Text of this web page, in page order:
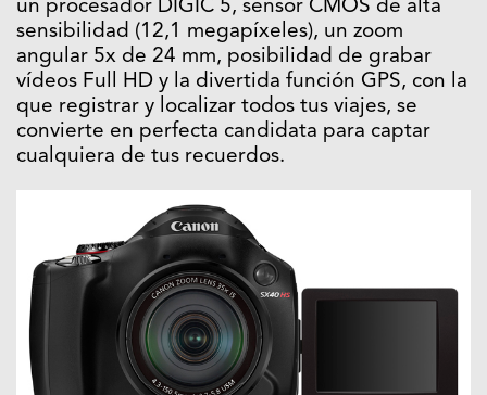
un procesador DIGIC 5, sensor CMOS de alta
sensibilidad (12,1 megapíxeles), un zoom
angular 5x de 24 mm, posibilidad de grabar
vídeos Full HD y la divertida función GPS, con la
que registrar y localizar todos tus viajes, se
convierte en perfecta candidata para captar
cualquiera de tus recuerdos.